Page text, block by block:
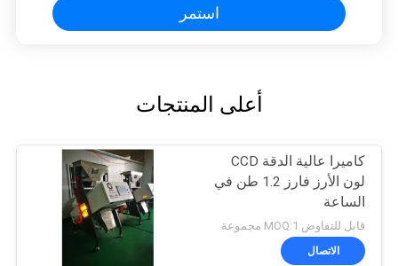
استمر
أعلى المنتجات
كاميرا عالية الدقة CCD
لون الأرز فارز 1.2 طن في
الساعة
قابل للتفاوض MOQ:1 مجموعة
الاتصال